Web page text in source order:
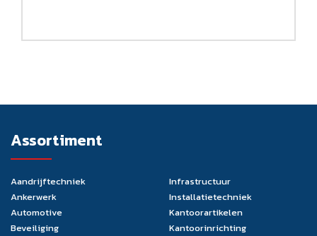
Assortiment
Aandrijftechniek
Ankerwerk
Automotive
Beveiliging
Infrastructuur
Installatietechniek
Kantoorartikelen
Kantoorinrichting